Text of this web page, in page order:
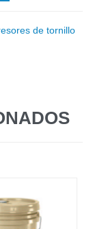
de tornillo